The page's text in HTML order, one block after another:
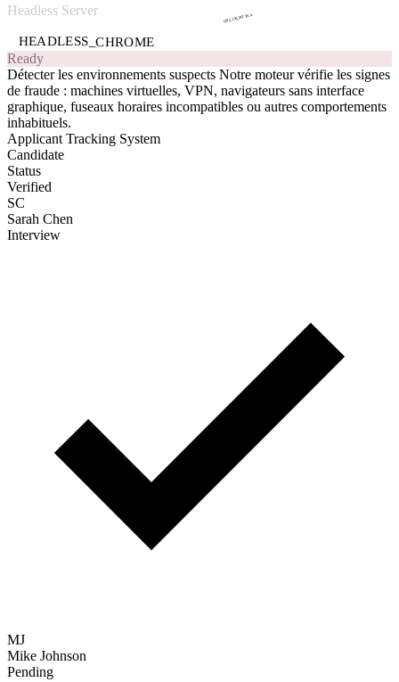
Scanning...
Détecter les environnements suspects
Notre moteur vérifie les signes
de fraude : machines virtuelles, VPN, navigateurs sans interface
graphique, fuseaux horaires incompatibles ou autres comportements
Applicant Tracking System